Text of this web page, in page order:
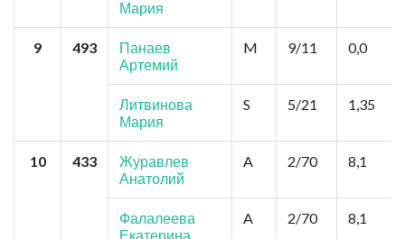
Мария
9 493
Панаев
Артемий
M 9/11 0,0
Литвинова
Мария
S 5/21 1,35
10 433
Журавлев
Анатолий
A 2/70 8,1
Фалалеева
Екатерина
A 2/70 8,1